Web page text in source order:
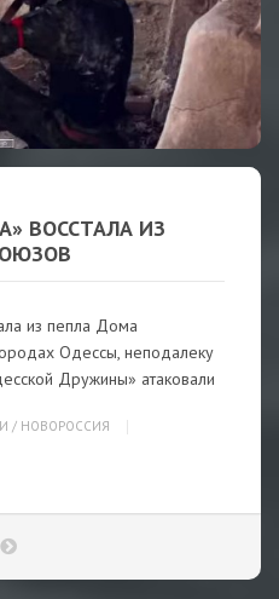
ВОССТАЛА ИЗ
из пепла Дома
Одессы, неподалеку
Дружины» атаковали
/ НОВОРОССИЯ